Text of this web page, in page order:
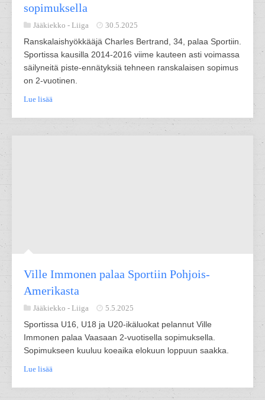
sopimuksella
Jääkiekko - Liiga 30.5.2025
Ranskalaishyökkääjä Charles Bertrand, 34, palaa Sportiin.
Sportissa kausilla 2014-2016 viime kauteen asti voimassa
säilyneitä piste-ennätyksiä tehneen ranskalaisen sopimus
on 2-vuotinen.
Lue lisää
Ville Immonen palaa Sportiin Pohjois-
Amerikasta
Jääkiekko - Liiga 5.5.2025
Sportissa U16, U18 ja U20-ikäluokat pelannut Ville
Immonen palaa Vaasaan 2-vuotisella sopimuksella.
Sopimukseen kuuluu koeaika elokuun loppuun saakka.
Lue lisää